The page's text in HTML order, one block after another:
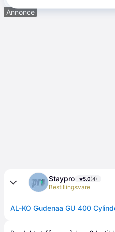
Annonce
Staypro 5.0(4)
Bestillingsvare
AL-KO Gudenaa GU 400